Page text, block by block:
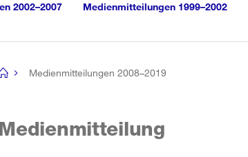
2002–2007 Medienmitteilungen 1999–2002
Medienmitteilungen 2008–2019